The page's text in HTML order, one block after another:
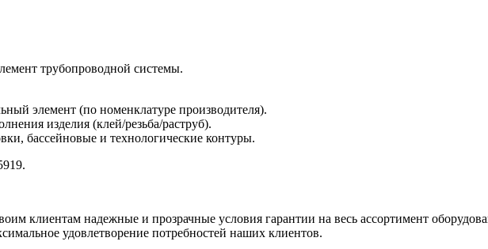
трубопроводной системы.
элемент (по номенклатуре производителя).
изделия (клей/резьба/раструб).
бассейновые и технологические контуры.
клиентам надежные и прозрачные условия гарантии на весь ассортимент
удовлетворение потребностей наших клиентов.